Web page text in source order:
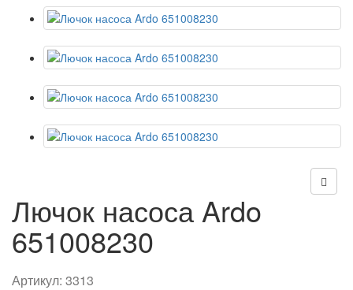
Лючок насоса Ardo
651008230
Артикул: 3313